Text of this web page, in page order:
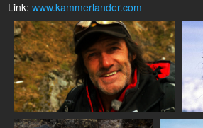
Link: www.kammerlander.com